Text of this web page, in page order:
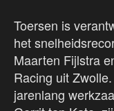
Toersen is
het
Maarten Fijlstra
Racing uit
jarenlang